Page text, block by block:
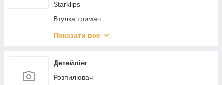
Starklips
Втулка тримач
Відбійники
Гвинт
З'єднувачі
Показати все
Детейлінг
Розпилювач